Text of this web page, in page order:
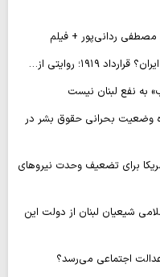
مصطفی ردانی‌پور + فیلم
روایتی از…
به نفع لبنان نیست
وضعیت بحرانی حقوق بشر در
برای تضعیف وحدت نیروهای
شیعیان لبنان از دولت این
اجتماعی می‌رسد؟